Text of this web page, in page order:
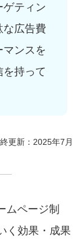
ゲティン
な広告費
マンスを
持って
更新：2025年7月
ムページ制
く効果・成果